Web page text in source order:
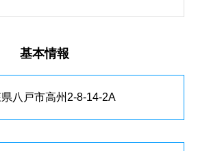
基本情報
八戸市高州2-8-14-2A